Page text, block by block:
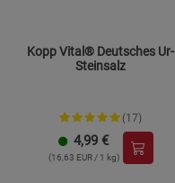
Kopp Vital® Deutsches Ur-
Steinsalz
(17)
4,99 €
(16,63 EUR / 1 kg)